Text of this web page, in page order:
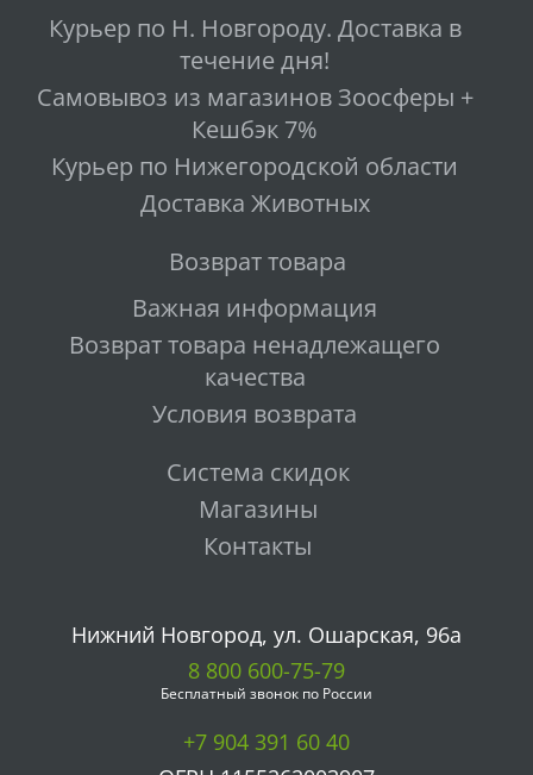
Курьер по Н. Новгороду. Доставка в
течение дня!
Самовывоз из магазинов Зоосферы +
Кешбэк 7%
Курьер по Нижегородской области
Доставка Животных
Возврат товара
Важная информация
Возврат товара ненадлежащего
качества
Условия возврата
Система скидок
Магазины
Контакты
Нижний Новгород, ул. Ошарская, 96а
8 800 600-75-79
Бесплатный звонок по России
+7 904 391 60 40